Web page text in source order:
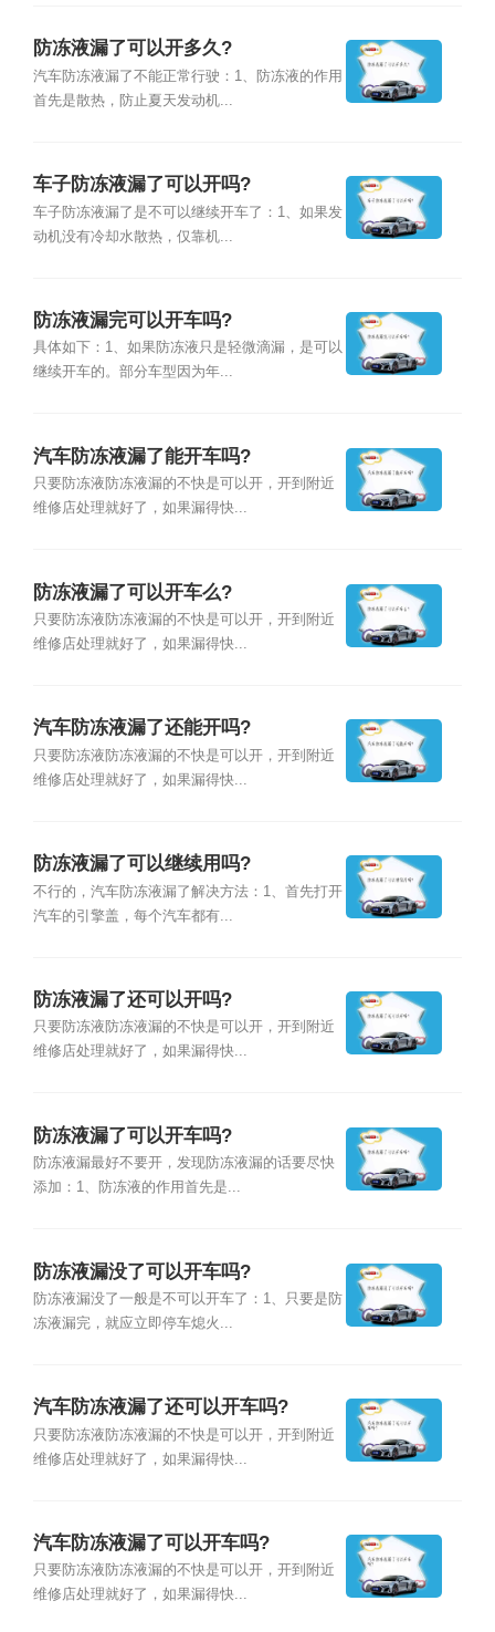
防冻液漏了可以开多久?
汽车防冻液漏了不能正常行驶：1、防冻液的作用
首先是散热，防止夏天发动机...
车子防冻液漏了可以开吗?
车子防冻液漏了是不可以继续开车了：1、如果发
动机没有冷却水散热，仅靠机...
防冻液漏完可以开车吗?
具体如下：1、如果防冻液只是轻微滴漏，是可以
继续开车的。部分车型因为年...
汽车防冻液漏了能开车吗?
只要防冻液防冻液漏的不快是可以开，开到附近
维修店处理就好了，如果漏得快...
防冻液漏了可以开车么?
只要防冻液防冻液漏的不快是可以开，开到附近
维修店处理就好了，如果漏得快...
汽车防冻液漏了还能开吗?
只要防冻液防冻液漏的不快是可以开，开到附近
维修店处理就好了，如果漏得快...
防冻液漏了可以继续用吗?
不行的，汽车防冻液漏了解决方法：1、首先打开
汽车的引擎盖，每个汽车都有...
防冻液漏了还可以开吗?
只要防冻液防冻液漏的不快是可以开，开到附近
维修店处理就好了，如果漏得快...
防冻液漏了可以开车吗?
防冻液漏最好不要开，发现防冻液漏的话要尽快
添加：1、防冻液的作用首先是...
防冻液漏没了可以开车吗?
防冻液漏没了一般是不可以开车了：1、只要是防
冻液漏完，就应立即停车熄火...
汽车防冻液漏了还可以开车吗?
只要防冻液防冻液漏的不快是可以开，开到附近
维修店处理就好了，如果漏得快...
汽车防冻液漏了可以开车吗?
只要防冻液防冻液漏的不快是可以开，开到附近
维修店处理就好了，如果漏得快...